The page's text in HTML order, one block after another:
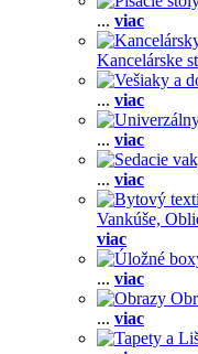
... viac
Kancelárske
... viac
... viac
... viac
Vankúše,
viac
... viac
... viac